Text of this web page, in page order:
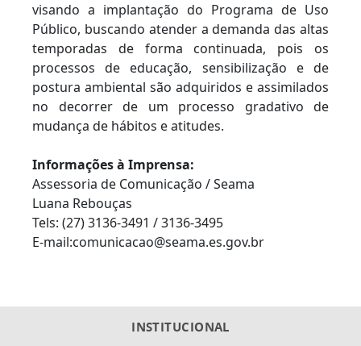
visando a implantação do Programa de Uso
Público, buscando atender a demanda das altas
temporadas de forma continuada, pois os
processos de educação, sensibilização e de
postura ambiental são adquiridos e assimilados
no decorrer de um processo gradativo de
mudança de hábitos e atitudes.
Informações à Imprensa:
Assessoria de Comunicação / Seama
Luana Rebouças
Tels: (27) 3136-3491 / 3136-3495
E-mail:comunicacao@seama.es.gov.br
INSTITUCIONAL